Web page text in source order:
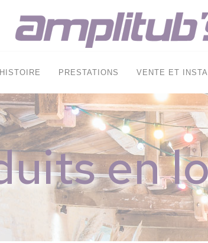
HISTOIRE PRESTATIONS VENTE ET
en